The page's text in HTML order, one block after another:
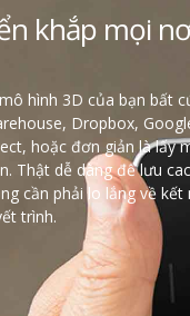
khắp mọi
hình 3D của bạn bất
Dropbox,
hoặc đơn giản là lấy
Thật dễ dàng để lưu
cần phải lo lắng về kết
trình.